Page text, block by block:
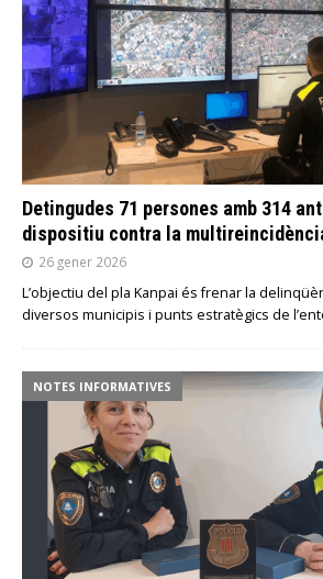
Detingudes 71 persones amb 314
dispositiu contra la
26 gener 2026
L’objectiu del pla Kanpai és frenar la
diversos municipis i punts estratègics de
NOTES INFORMATIVES